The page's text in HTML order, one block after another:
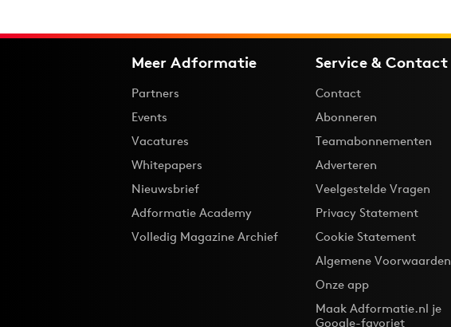
Meer Adformatie
Partners
Events
Vacatures
Whitepapers
Nieuwsbrief
Adformatie Academy
Volledig Magazine Archief
Service & Contact
Contact
Abonneren
Teamabonnementen
Adverteren
Veelgestelde Vragen
Privacy Statement
Cookie Statement
Algemene Voorwaarden
Onze app
Maak Adformatie.nl je
Google-favoriet